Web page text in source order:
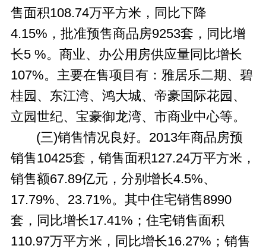
售面积108.74万平方米，同比下降
4.15%，批准预售商品房9253套，同比增
长5 %。商业、办公用房供应量同比增长
107%。主要在售项目有：雅居乐二期、碧
桂园、东江湾、鸿大城、帝豪国际花园、
立园世纪、宝豪御龙湾、市商业中心等。
(三)销售情况良好。2013年商品房预
销售10425套，销售面积127.24万平方米，
销售额67.89亿元，分别增长4.5%、
17.79%、23.71%。其中住宅销售8990
套，同比增长17.41%；住宅销售面积
110.97万平方米，同比增长16.27%；销售